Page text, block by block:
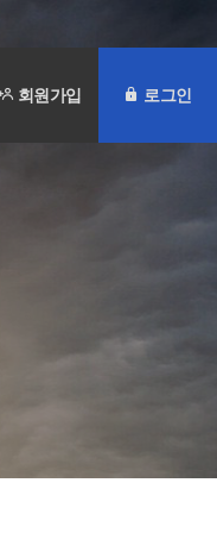
회원가입 로그인